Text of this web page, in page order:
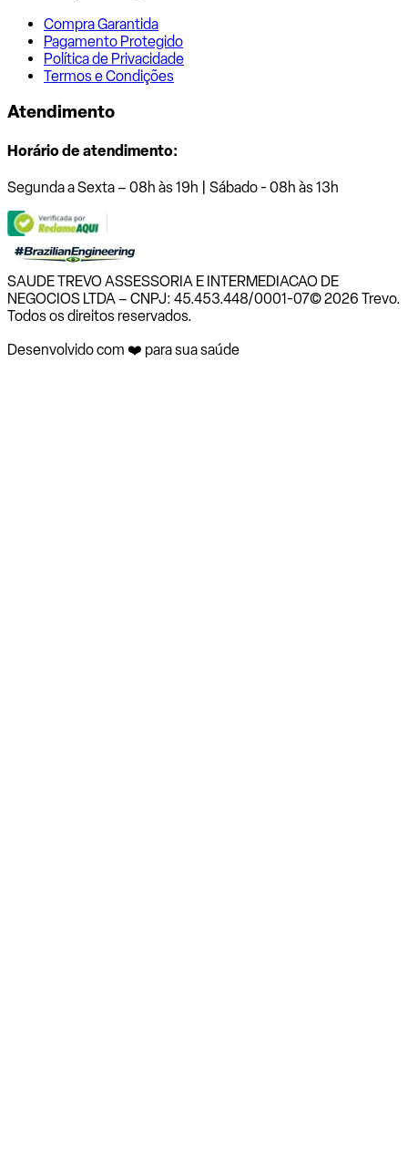
Compra Garantida
Pagamento Protegido
Política de Privacidade
Termos e Condições
Atendimento
Horário de atendimento:
Segunda a Sexta – 08h às 19h | Sábado - 08h às 13h
SAUDE TREVO ASSESSORIA E INTERMEDIACAO DE
NEGOCIOS LTDA – CNPJ: 45.453.448/0001-07© 2026 Trevo.
Todos os direitos reservados.
Desenvolvido com ❤️ para sua saúde